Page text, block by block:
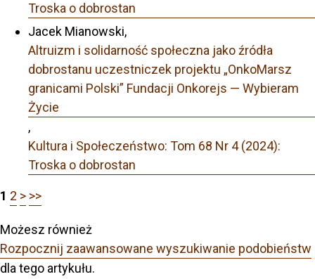
Troska o dobrostan
Jacek Mianowski,
Altruizm i solidarność społeczna jako źródła
dobrostanu uczestniczek projektu „OnkoMarsz
granicami Polski” Fundacji Onkorejs — Wybieram
Życie
,
Kultura i Społeczeństwo: Tom 68 Nr 4 (2024):
Troska o dobrostan
1 2 > >>
Możesz również
Rozpocznij zaawansowane wyszukiwanie podobieństw
dla tego artykułu.